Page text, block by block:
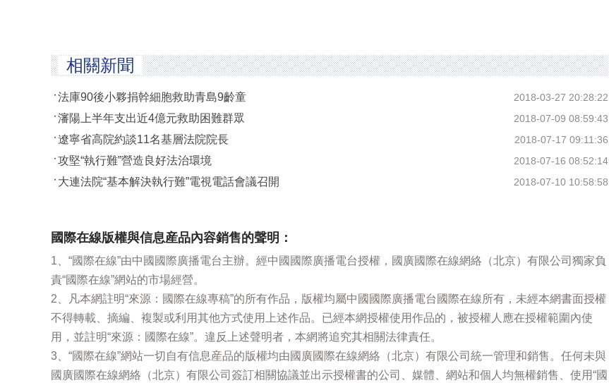
相關新聞
2018-03-27 20:28:22
法庫90後小夥捐幹細胞救助青島9齡童
2018-07-09 08:59:43
瀋陽上半年支出近4億元救助困難群眾
2018-07-17 09:11:36
遼寧省高院約談11名基層法院院長
2018-07-16 08:52:14
攻堅“執行難”營造良好法治環境
2018-07-10 10:58:58
大連法院“基本解決執行難”電視電話會議召開
國際在線版權與信息産品內容銷售的聲明：
1、“國際在線”由中國國際廣播電台主辦。經中國國際廣播電台授權，國廣國際在線網絡（北京）有限公司獨家負
責“國際在線”網站的市場經營。
2、凡本網註明“來源：國際在線專稿”的所有作品，版權均屬中國國際廣播電台國際在線所有，未經本網書面授權
不得轉載、摘編、複製或利用其他方式使用上述作品。已經本網授權使用作品的，被授權人應在授權範圍內使
用，並註明“來源：國際在線”。違反上述聲明者，本網將追究其相關法律責任。
3、“國際在線”網站一切自有信息産品的版權均由國廣國際在線網絡（北京）有限公司統一管理和銷售。任何未與
國廣國際在線網絡（北京）有限公司簽訂相關協議並出示授權書的公司、媒體、網站和個人均無權銷售、使用“國